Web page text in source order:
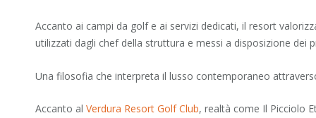
Accanto ai campi da golf e ai servizi dedicati, il resort
utilizzati dagli chef della struttura e messi a disposizione dei
Una filosofia che interpreta il lusso contemporaneo
Accanto al Verdura Resort Golf Club, realtà come Il Picciolo